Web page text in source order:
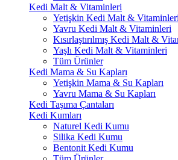
Kedi Malt & Vitaminleri
Yetişkin Kedi Malt & Vitaminleri
Yavru Kedi Malt & Vitaminleri
Kısırlaştırılmış Kedi Malt &
Yaşlı Kedi Malt & Vitaminleri
Tüm Ürünler
Kedi Mama & Su Kapları
Yetişkin Mama & Su Kapları
Yavru Mama & Su Kapları
Kedi Taşıma Çantaları
Kedi Kumları
Naturel Kedi Kumu
Silika Kedi Kumu
Bentonit Kedi Kumu